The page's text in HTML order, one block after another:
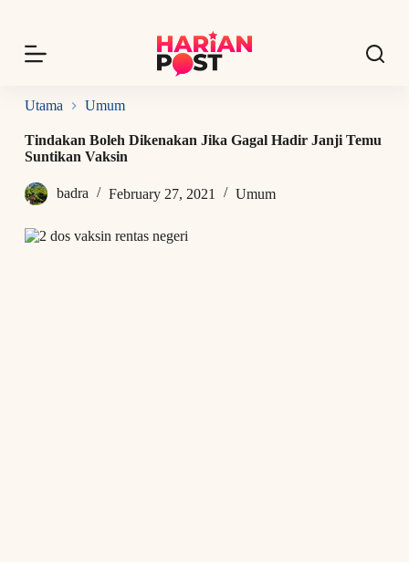
p
o
o
n
Utama Umum
Tindakan Boleh Dikenakan Jika Gagal Hadir Janji Temu
Suntikan Vaksin
badra February 27, 2021 Umum